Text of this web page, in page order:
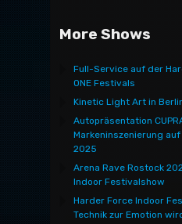
More Shows
Full-Service auf der
ONE Festivals
Kinetic Light Art in
Autopräsentation
Markeninszenierung
2025
Arena Rave Rostock
Indoor Festivalshow
Harder Force Indoor
Technik zur Emotion